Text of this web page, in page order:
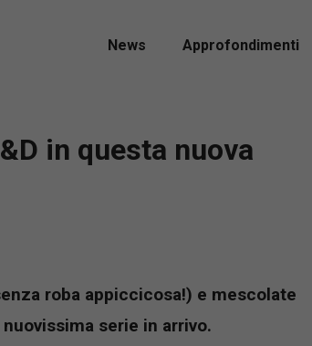
News Approfondimenti
in questa nuova
roba appiccicosa!) e mescolate
serie in arrivo.